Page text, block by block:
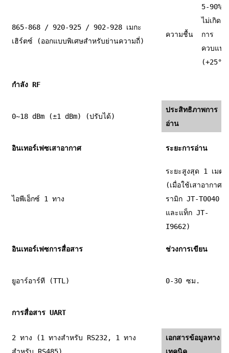
865-868 / 920-925 / 902-928 เมกะ
เฮิร์ตซ์ (ออกแบบพิเศษสำหรับย่านความถี่)
ความชื้น
5-90%
ไม่เกิด
การ
ควบแน่น
กำลัง RF
0~18 dBm (±1 dBm) (ปรับได้)
ประสิทธิภาพการ
อ่าน
อินเทอร์เฟซเสาอากาศ ระยะการอ่าน
ไอพีเอ็กซ์ 1 ทาง
ระยะสูงสุด 1 เมตร
(เมื่อใช้เสาอากาศเซ
รามิก JT-T0040
และแท็ก JT-
I9662)
อินเทอร์เฟซการสื่อสาร ช่วงการเขียน
ยูอาร์อาร์ที (TTL) 0-30 ซม.
การสื่อสาร UART
2 ทาง (1 ทางสำหรับ RS232, 1 ทาง
สำหรับ RS485)
เอกสารข้อมูลทาง
เทคนิค